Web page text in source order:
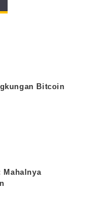
Bitcoin
Mahalnya